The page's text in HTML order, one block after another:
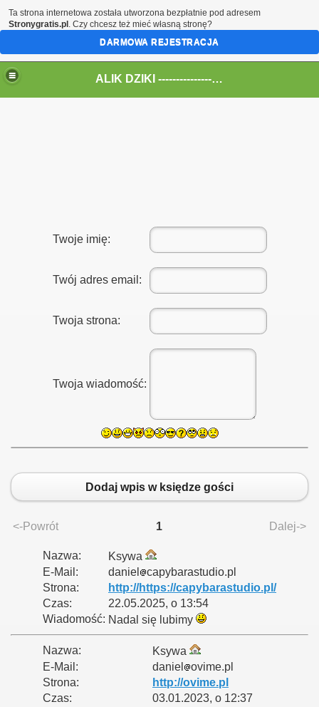
ALIK DZIKI --------------------------------> All Audio
Twoje imię:
Twój adres email:
Twoja strona:
Twoja wiadomość:
Dodaj wpis w księdze gości
<-Powrót 1 Dalej->
Nazwa:
Ksywa
E-Mail:
daniel
capybarastudio.pl
Strona:
http://https://capybarastudio.pl/
Czas:
22.05.2025, o 13:54
Wiadomość: Nadal się lubimy
Nazwa:
Ksywa
E-Mail:
daniel
ovime.pl
Strona:
http://ovime.pl
Czas:
03.01.2023, o 12:37
Ta strona internetowa została utworzona bezpłatnie pod adresem
Stronygratis.pl . Czy chcesz też mieć własną stronę?
DARMOWA REJESTRACJA